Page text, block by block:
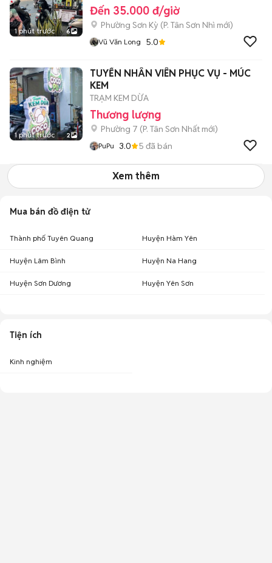
1 phút trước 6
Đến 35.000 đ/giờ
Phường Sơn Kỳ (P. Tân Sơn Nhì mới)
Vũ Văn Long 5.0
1 phút trước 2
TUYỂN NHÂN VIÊN PHỤC VỤ - MÚC
KEM
TRẠM KEM DỪA
Thương lượng
Phường 7 (P. Tân Sơn Nhất mới)
PuPu 3.0 5 đã bán
Xem thêm
Mua bán đồ điện tử
Thành phố Tuyên Quang Huyện Hàm Yên
Huyện Lâm Bình Huyện Na Hang
Huyện Sơn Dương Huyện Yên Sơn
Tiện ích
Kinh nghiệm